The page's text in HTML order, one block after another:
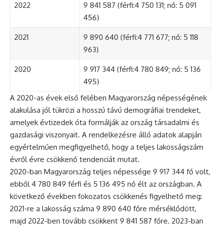
2022
9 841 587 (férfi:4 750 131; nő: 5 091
456)
2021
9 890 640 (férfi:4 771 677; nő: 5 118
963)
2020
9 917 344 (férfi:4 780 849; nő: 5 136
495)
A 2020-as évek első felében Magyarország népességének
alakulása jól tükrözi a hosszú távú demográfiai trendeket,
amelyek évtizedek óta formálják az ország társadalmi és
gazdasági viszonyait. A rendelkezésre álló adatok alapján
egyértelműen megfigyelhető, hogy a teljes lakosságszám
évről évre csökkenő tendenciát mutat.
2020-ban Magyarország teljes népessége 9 917 344 fő volt,
ebből 4 780 849 férfi és 5 136 495 nő élt az országban. A
következő években fokozatos csökkenés figyelhető meg:
2021-re a lakosság száma 9 890 640 főre mérséklődött,
majd 2022-ben tovább csökkent 9 841 587 főre. 2023-ban